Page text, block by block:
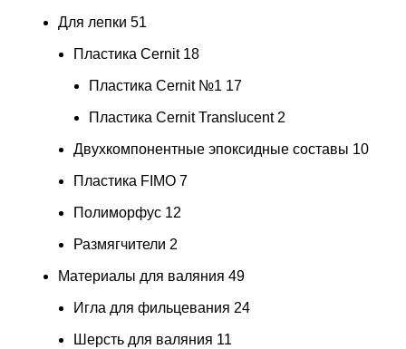
Для лепки 51
Пластика Cernit 18
Пластика Cernit №1 17
Пластика Cernit Translucent 2
Двухкомпонентные эпоксидные составы 10
Пластика FIMO 7
Полиморфус 12
Размягчители 2
Материалы для валяния 49
Игла для фильцевания 24
Шерсть для валяния 11